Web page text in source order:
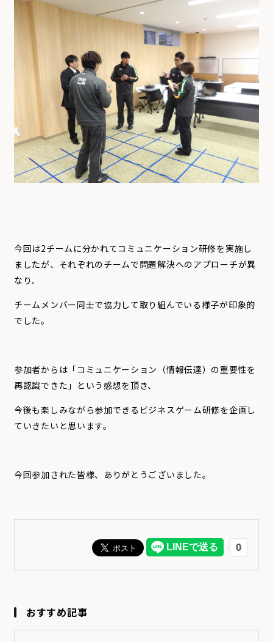
今回は2チームに分かれてコミュニケーション研修を実施し
ましたが、それぞれのチームで問題解決へのアプローチが異
なり、
チームメンバー同士で協力して取り組んでいる様子が印象的
でした。
参加者からは「コミュニケーション（情報伝達）の重要性を
再認識できた」という感想を頂き、
今後も楽しみながら参加できるビジネスゲーム研修を企画し
ていきたいと思います。
今回参加された皆様、ありがとうございました。
おすすめ記事